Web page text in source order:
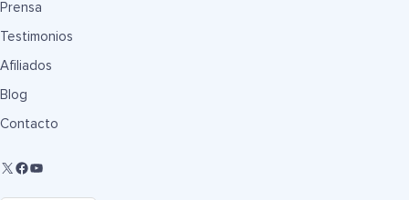
Prensa
Testimonios
Afiliados
Blog
Contacto